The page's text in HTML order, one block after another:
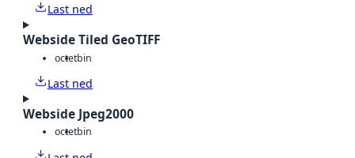
Last ned
Webside Tiled GeoTIFF
octetbin
Last ned
Webside Jpeg2000
octetbin